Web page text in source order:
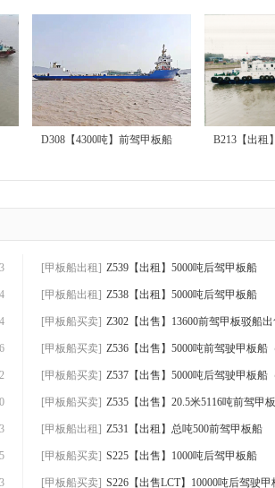
D308【4300吨】前驾甲板船 B213【出租
[甲板船出租] Z539【出租】5000吨后驾甲板船
[甲板船出租] Z538【出租】5000吨后驾甲板船
[甲板船买卖] Z302【出售】13600前驾甲板驳船出
[甲板船买卖]
[甲板船买卖]
[甲板船买卖] Z535【出售】20.5米5116吨前驾甲
[甲板船出租] Z531【出租】总吨500前驾甲板船
[甲板船买卖] S225【出售】1000吨后驾甲板船
[甲板船买卖]